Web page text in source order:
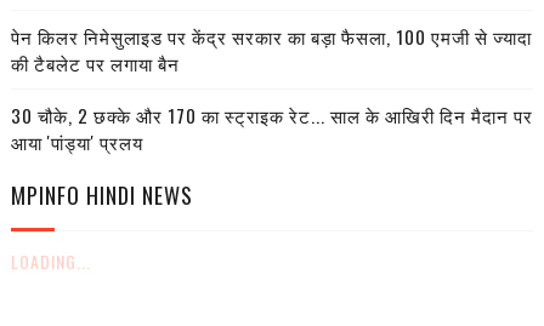
पेन किलर निमेसुलाइड पर केंद्र सरकार का बड़ा फैसला, 100 एमजी से ज्यादा
की टैबलेट पर लगाया बैन
30 चौके, 2 छक्के और 170 का स्ट्राइक रेट... साल के आखिरी दिन मैदान पर
आया 'पांड्या' प्रलय
MPINFO HINDI NEWS
LOADING...